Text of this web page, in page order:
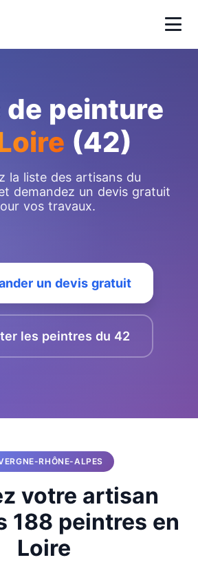
de peinture
(42)
la liste des artisans du
demandez un devis gratuit
vos travaux.
un devis gratuit
les peintres du 42
RHÔNE-ALPES
votre artisan
188 peintres en
Loire